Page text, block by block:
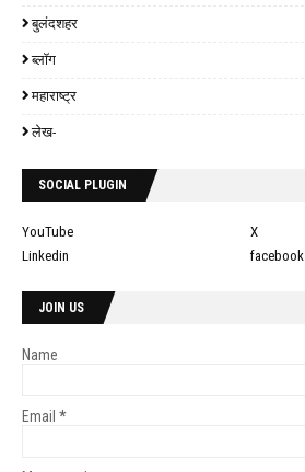
बुलंदशहर
ब्लॉग
महाराष्ट्र
लेख-
SOCIAL PLUGIN
YouTube
X
Linkedin
facebook
JOIN US
Name
Email *